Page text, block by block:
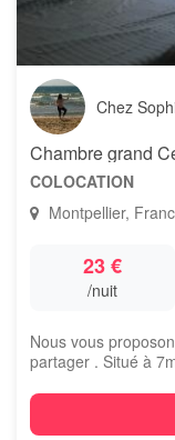
Chez
Chambre grand
COLOCATION
Montpellier,
23 €
/nuit
Nous vous
partager . Situé à